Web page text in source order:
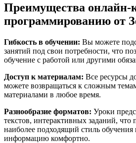
Преимущества онлайн-
программированию от
Гибкость в обучении: Вы можете
занятий под свои потребности, что
обучение с работой или другими
Доступ к материалам: Все ресурсы
можете возвращаться к сложным
материалами в любое время.
Разнообразие форматов: Уроки
текстов, интерактивных заданий, что
наиболее подходящий стиль обучения
информацию комфортно.